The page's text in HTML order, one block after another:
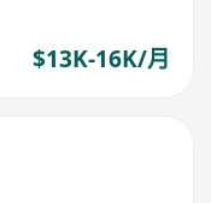
$13K-16K/月